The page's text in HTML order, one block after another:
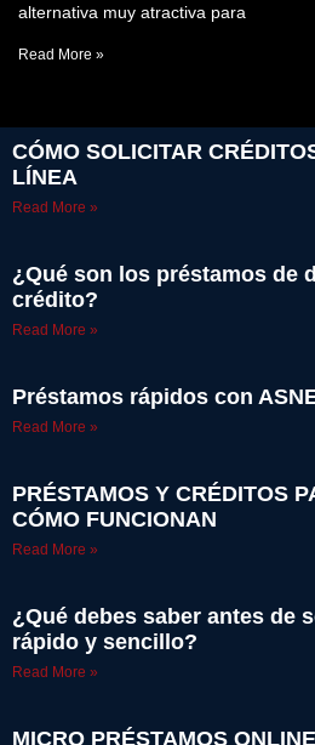
alternativa muy atractiva para
Read More »
CÓMO SOLICITAR
LÍNEA
Read More »
¿Qué son los préstamos de
crédito?
Read More »
Préstamos rápidos con
Read More »
PRÉSTAMOS Y CRÉDITOS
CÓMO FUNCIONAN
Read More »
¿Qué debes saber antes de
rápido y sencillo?
Read More »
MICRO PRÉSTAMOS ONLINE